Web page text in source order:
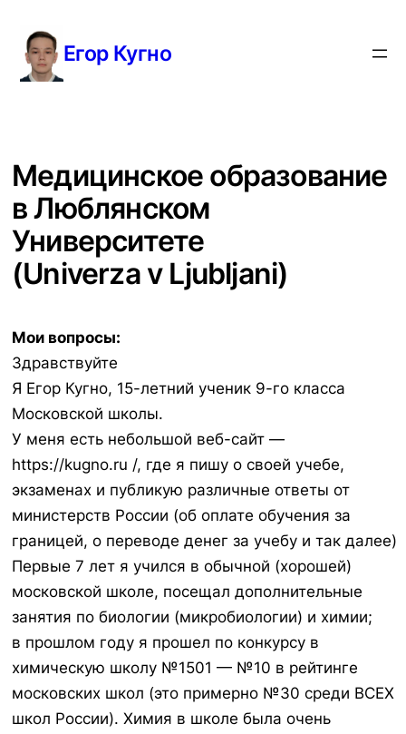
содержимому
Егор Кугно
Медицинское образование
в Люблянском
Университете
(Univerza v Ljubljani)
Мои вопросы:
Здравствуйте
Я Егор Кугно, 15-летний ученик 9-го класса
Московской школы.
У меня есть небольшой веб-сайт —
https://kugno.ru /, где я пишу о своей учебе,
экзаменах и публикую различные ответы от
министерств России (об оплате обучения за
границей, о переводе денег за учебу и так далее)
Первые 7 лет я учился в обычной (хорошей)
московской школе, посещал дополнительные
занятия по биологии (микробиологии) и химии;
в прошлом году я прошел по конкурсу в
химическую школу №1501 — №10 в рейтинге
московских школ (это примерно №30 среди ВСЕХ
школ России). Химия в школе была очень